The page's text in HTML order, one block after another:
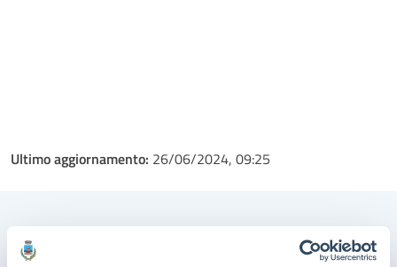
Ultimo aggiornamento: 26/06/2024, 09:25